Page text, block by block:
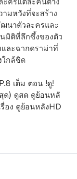
มหวังที่จะสร้าง
นาตัวละครและ
มิติที่ลึกซึ้งของตัว
ละฉากดราม่าที่
กล้ชิด
เต็ม ตอน !ดู!
ด) ดูสด ดูย้อนหลั
อง ดูย้อนหลังHD